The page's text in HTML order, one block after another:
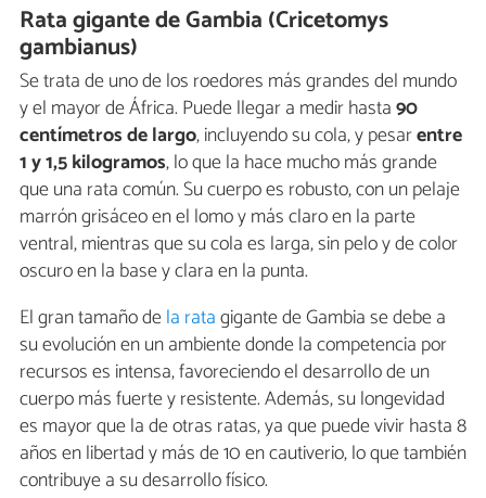
Rata gigante de Gambia (Cricetomys
gambianus)
Se trata de uno de los roedores más grandes del mundo
y el mayor de África. Puede llegar a medir hasta90
centímetros de largo, incluyendo su cola, y pesarentre
1 y 1,5 kilogramos, lo que la hace mucho más grande
que una rata común. Su cuerpo es robusto, con un pelaje
marrón grisáceo en el lomo y más claro en la parte
ventral, mientras que su cola es larga, sin pelo y de color
oscuro en la base y clara en la punta.
El gran tamaño dela ratagigante de Gambia se debe a
su evolución en un ambiente donde la competencia por
recursos es intensa, favoreciendo el desarrollo de un
cuerpo más fuerte y resistente. Además, su longevidad
es mayor que la de otras ratas, ya que puede vivir hasta 8
años en libertad y más de 10 en cautiverio, lo que también
contribuye a su desarrollo físico.